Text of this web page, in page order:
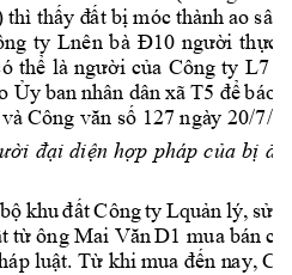
thì thấy đất bị móc thành ao sâu
ty Lnên bà Đ10 người thực
thể là người của Công ty L7
Ủy ban nhân dân xã T5 để báo
và Công văn số 127 ngày 20/7/
đại diện hợp pháp của bị
bộ khu đất Công ty Lquản lý, sử
từ ông Mai Văn D1 mua bán
luật. Từ khi mua đến nay,